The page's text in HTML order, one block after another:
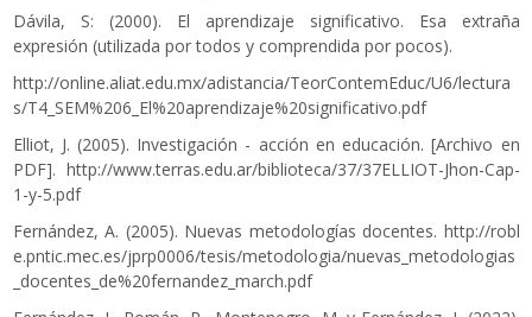
Dávila, S: (2000). El aprendizaje significativo. Esa extraña
expresión (utilizada por todos y comprendida por pocos).
http://online.aliat.edu.mx/adistancia/TeorContemEduc/U6/lectura
s/T4_SEM%206_El%20aprendizaje%20significativo.pdf
Elliot, J. (2005). Investigación - acción en educación. [Archivo en
PDF]. http://www.terras.edu.ar/biblioteca/37/37ELLIOT-Jhon-Cap-
1-y-5.pdf
Fernández, A. (2005). Nuevas metodologías docentes. http://robl
e.pntic.mec.es/jprp0006/tesis/metodologia/nuevas_metodologias
_docentes_de%20fernandez_march.pdf